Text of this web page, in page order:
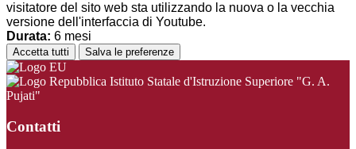
visitatore del sito web sta utilizzando la nuova o la vecchia
versione dell'interfaccia di Youtube.
Durata: 6 mesi
Accetta tutti Salva le preferenze
Istituto Statale d'Istruzione Superiore "G. A.
Pujati"
Contatti